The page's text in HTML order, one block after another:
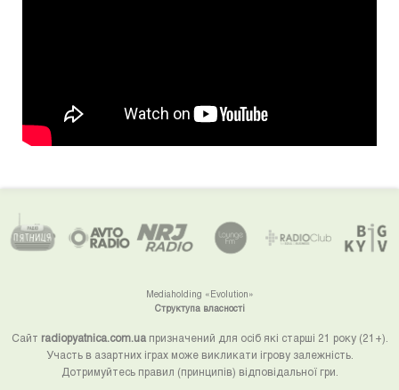
Mediaholding «Evolution»
Структупа власності
Сайт radiopyatnica.com.uaпризначений для осіб які старші 21 року (21+).
Участь в азартних іграх може викликати ігрову залежність.
Дотримуйтесь правил (принципів) відповідальної гри.